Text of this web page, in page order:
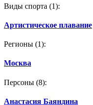
Виды спорта (1):
Артистическое плавание
Регионы (1):
Москва
Персоны (8):
Анастасия Баяндина